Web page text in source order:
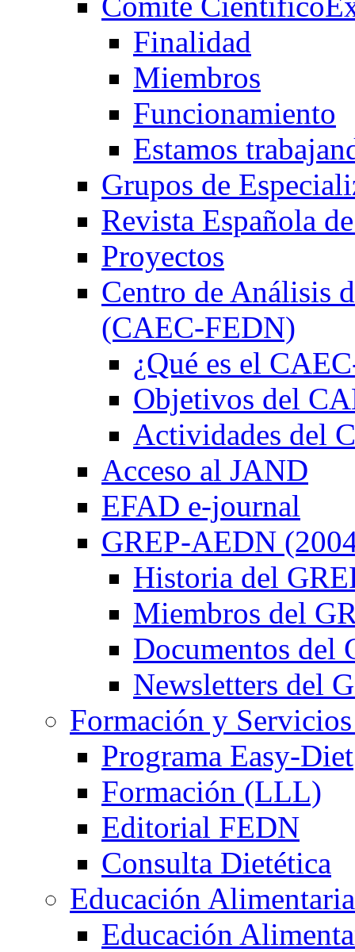
Finalidad
Miembros
Funcionamiento
Estamos
Grupos de
Revista Española
Proyectos
Centro de Análisis
(CAEC-FEDN)
¿Qué es el
Objetivos del
Actividades del
Acceso al JAND
EFAD e-journal
GREP-AEDN
Historia del
Miembros del
Documentos del
Newsletters del
Formación y
Programa Easy-Diet
Formación (LLL)
Editorial FEDN
Consulta Dietética
Educación Alimentaria
Educación